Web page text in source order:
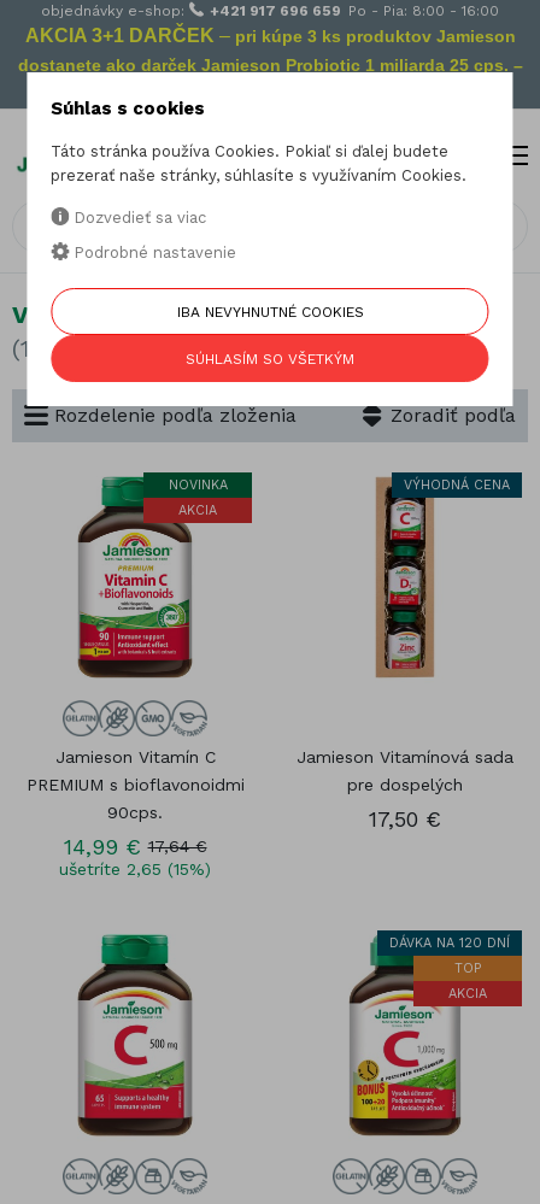
objednávky e-shop: +421 917 696 659 Po - Pia: 8:00 - 16:00
AKCIA 3+1 DARČEK – pri kúpe 3 ks produktov Jamieson
dostanete ako darček Jamieson Probiotic 1 miliarda 25 cps. –
0
Vitamín C
(16 produktov)
Zoradiť podľa
Rozdelenie podľa zloženia
NOVINKA
AKCIA
Jamieson Vitamín C
PREMIUM s bioflavonoidmi
90cps.
14,99 € 17,64 €
ušetríte 2,65 (15%)
VÝHODNÁ CENA
Jamieson Vitamínová sada
pre dospelých
17,50 €
DÁVKA NA 120 DNÍ
TOP
AKCIA
Súhlas s cookies
Táto stránka používa Cookies. Pokiaľ si ďalej budete
prezerať naše stránky, súhlasíte s využívaním Cookies.
Dozvedieť sa viac
Podrobné nastavenie
IBA NEVYHNUTNÉ COOKIES
SÚHLASÍM SO VŠETKÝM